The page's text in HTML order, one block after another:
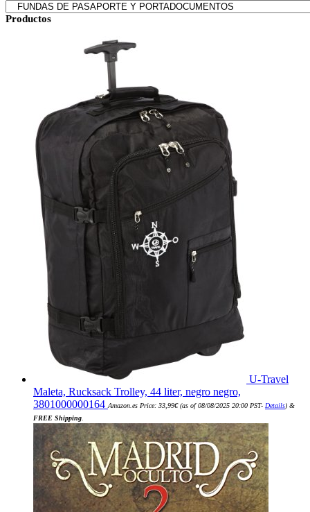
Productos
U-Travel
Maleta, Rucksack Trolley, 44 liter, negro negro,
3801000000164 Amazon.es Price: 33,99€(as of 08/08/2025 20:00 PST- Details) &
FREE Shipping